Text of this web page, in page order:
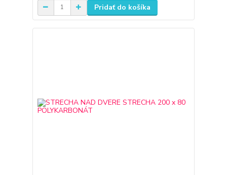
Pridať do košíka